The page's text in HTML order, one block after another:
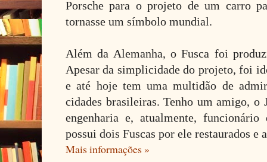
Porsche para o projeto de um carro
tornasse um símbolo mundial.
Além da Alemanha, o Fusca foi
Apesar da simplicidade do projeto, foi
e até hoje tem uma multidão de
cidades brasileiras. Tenho um amigo, o
engenharia e, atualmente,
possui dois Fuscas por ele restaurados e
Mais informações »